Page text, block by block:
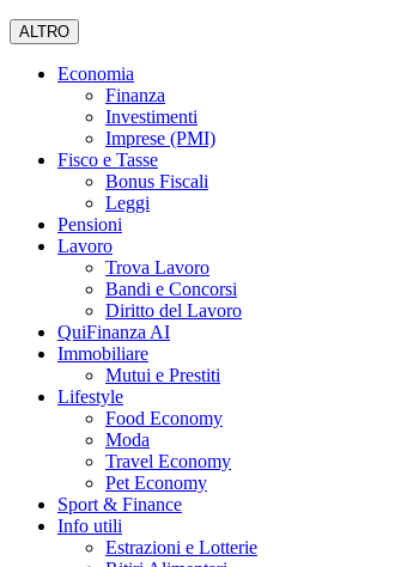
ALTRO
Economia
Finanza
Investimenti
Imprese (PMI)
Fisco e Tasse
Bonus Fiscali
Leggi
Pensioni
Lavoro
Trova Lavoro
Bandi e Concorsi
Diritto del Lavoro
QuiFinanza AI
Immobiliare
Mutui e Prestiti
Lifestyle
Food Economy
Moda
Travel Economy
Pet Economy
Sport & Finance
Info utili
Estrazioni e Lotterie